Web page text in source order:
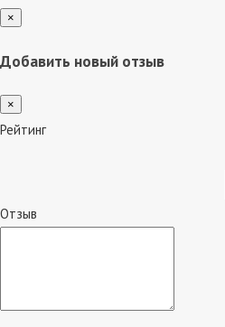
×
Добавить новый отзыв
×
Рейтинг
Отзыв